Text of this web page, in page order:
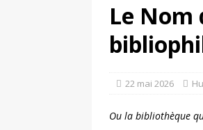
Le Nom
22 mai 2026
Ou la bibliothèque